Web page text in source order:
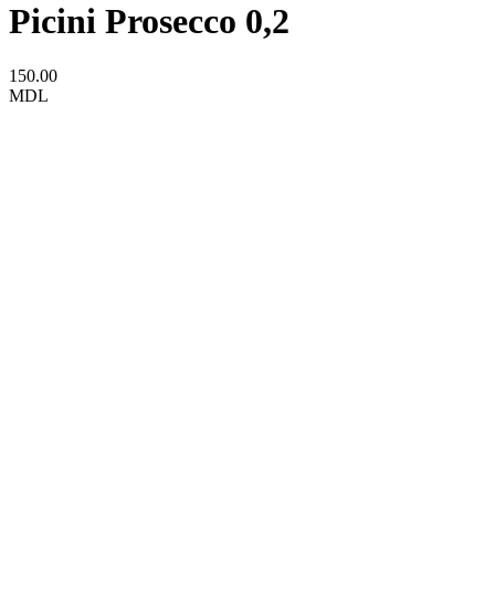
Picini Prosecco 0,2
150.00
MDL